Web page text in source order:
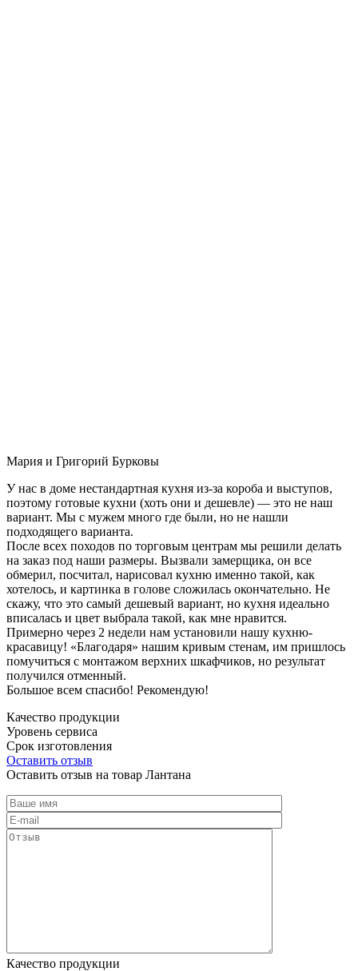
Мария и Григорий Бурковы
У нас в доме нестандартная кухня из-за короба и выступов,
поэтому готовые кухни (хоть они и дешевле) — это не наш
вариант. Мы с мужем много где были, но не нашли
подходящего варианта.
После всех походов по торговым центрам мы решили делать
на заказ под наши размеры. Вызвали замерщика, он все
обмерил, посчитал, нарисовал кухню именно такой, как
хотелось, и картинка в голове сложилась окончательно. Не
скажу, что это самый дешевый вариант, но кухня идеально
вписалась и цвет выбрала такой, как мне нравится.
Примерно через 2 недели нам установили нашу кухню-
красавицу! «Благодаря» нашим кривым стенам, им пришлось
помучиться с монтажом верхних шкафчиков, но результат
получился отменный.
Большое всем спасибо! Рекомендую!
Качество продукции
Уровень сервиса
Срок изготовления
Оставить отзыв
Оставить отзыв на товар Лантана
Качество продукции